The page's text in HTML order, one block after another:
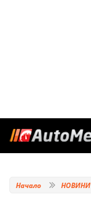
Начало НОВИНИ